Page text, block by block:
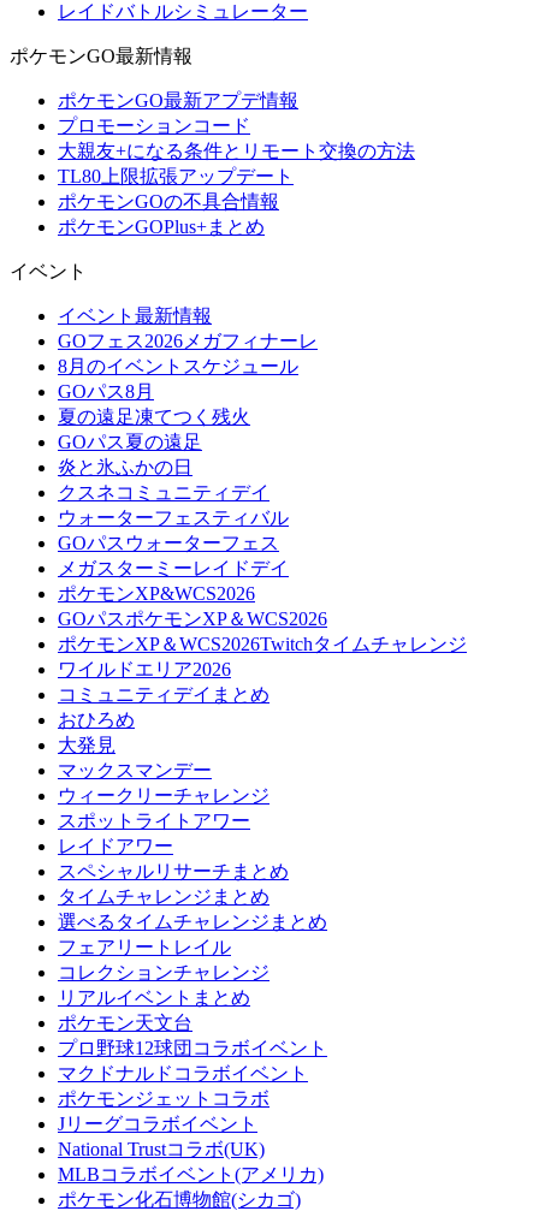
レイドバトルシミュレーター
ポケモンGO最新情報
ポケモンGO最新アプデ情報
プロモーションコード
大親友+になる条件とリモート交換の方法
TL80上限拡張アップデート
ポケモンGOの不具合情報
ポケモンGOPlus+まとめ
イベント
イベント最新情報
GOフェス2026メガフィナーレ
8月のイベントスケジュール
GOパス8月
夏の遠足凍てつく残火
GOパス夏の遠足
炎と氷ふかの日
クスネコミュニティデイ
ウォーターフェスティバル
GOパスウォーターフェス
メガスターミーレイドデイ
ポケモンXP&WCS2026
GOパスポケモンXP＆WCS2026
ポケモンXP＆WCS2026Twitchタイムチャレンジ
ワイルドエリア2026
コミュニティデイまとめ
おひろめ
大発見
マックスマンデー
ウィークリーチャレンジ
スポットライトアワー
レイドアワー
スペシャルリサーチまとめ
タイムチャレンジまとめ
選べるタイムチャレンジまとめ
フェアリートレイル
コレクションチャレンジ
リアルイベントまとめ
ポケモン天文台
プロ野球12球団コラボイベント
マクドナルドコラボイベント
ポケモンジェットコラボ
Jリーグコラボイベント
National Trustコラボ(UK)
MLBコラボイベント(アメリカ)
ポケモン化石博物館(シカゴ)